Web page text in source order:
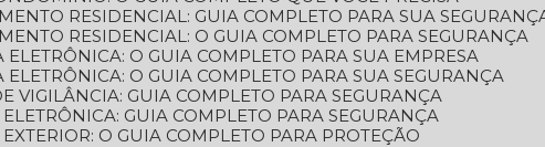
RESIDENCIAL: GUIA COMPLETO PARA SUA
RESIDENCIAL: O GUIA COMPLETO PARA SEGURANÇA
ELETRÔNICA: O GUIA COMPLETO PARA SUA EMPRESA
ELETRÔNICA: O GUIA COMPLETO PARA SUA SEGURANÇA
VIGILÂNCIA: GUIA COMPLETO PARA SEGURANÇA
ELETRÔNICA: GUIA COMPLETO PARA SEGURANÇA
EXTERIOR: O GUIA COMPLETO PARA PROTEÇÃO